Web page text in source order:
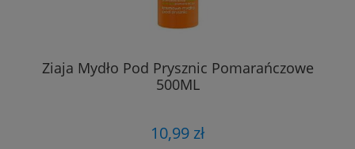
Ziaja Mydło Pod Prysznic Pomarańczowe
500ML
10,99 zł